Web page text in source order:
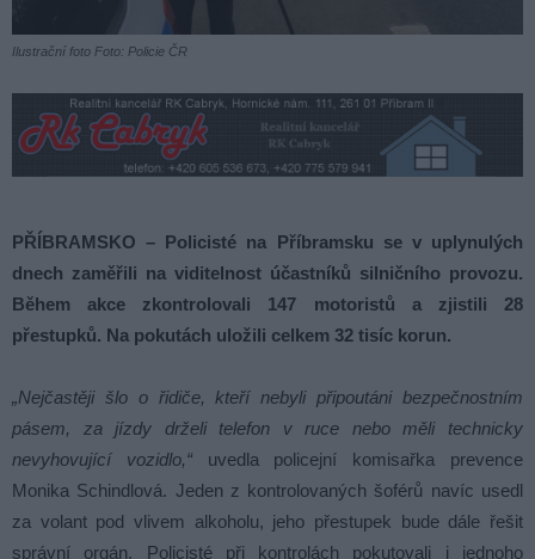
Ilustrační foto Foto: Policie ČR
PŘÍBRAMSKO – Policisté na Příbramsku se v uplynulých
dnech zaměřili na viditelnost účastníků silničního provozu.
Během akce zkontrolovali 147 motoristů a zjistili 28
přestupků. Na pokutách uložili celkem 32 tisíc korun.
„Nejčastěji šlo o řidiče, kteří nebyli připoutáni bezpečnostním
pásem, za jízdy drželi telefon v ruce nebo měli technicky
nevyhovující vozidlo,“uvedla policejní komisařka prevence
Monika Schindlová. Jeden z kontrolovaných šoférů navíc usedl
za volant pod vlivem alkoholu, jeho přestupek bude dále řešit
správní orgán. Policisté při kontrolách pokutovali i jednoho